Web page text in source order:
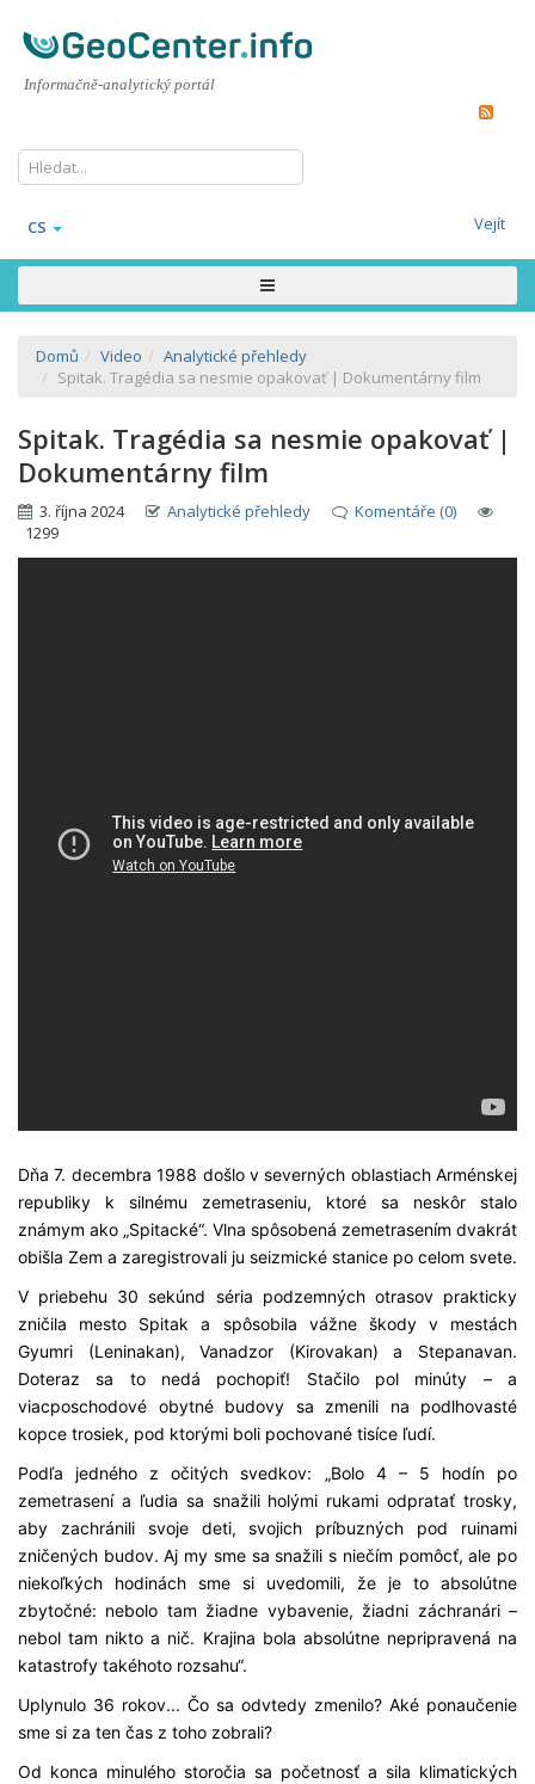
Informačně-analytický portál
CS Vejít
Domů Video
Analytické přehledy
Spitak. Tragédia sa nesmie opakovať | Dokumentárny film
Spitak. Tragédia sa nesmie opakovať |
Dokumentárny film
3. října 2024 Analytické přehledy
Komentáře (0)
1299
Dňa 7. decembra 1988 došlo v severných oblastiach Arménskej
republiky k silnému zemetraseniu, ktoré sa neskôr stalo
známym ako „Spitacké“. Vlna spôsobená zemetrasením dvakrát
obišla Zem a zaregistrovali ju seizmické stanice po celom svete.
V priebehu 30 sekúnd séria podzemných otrasov prakticky
zničila mesto Spitak a spôsobila vážne škody v mestách
Gyumri (Leninakan), Vanadzor (Kirovakan) a Stepanavan.
Doteraz sa to nedá pochopiť! Stačilo pol minúty – a
viacposchodové obytné budovy sa zmenili na podlhovasté
kopce trosiek, pod ktorými boli pochované tisíce ľudí.
Podľa jedného z očitých svedkov: „Bolo 4 – 5 hodín po
zemetrasení a ľudia sa snažili holými rukami odpratať trosky,
aby zachránili svoje deti, svojich príbuzných pod ruinami
zničených budov. Aj my sme sa snažili s niečím pomôcť, ale po
niekoľkých hodinách sme si uvedomili, že je to absolútne
zbytočné: nebolo tam žiadne vybavenie, žiadni záchranári –
nebol tam nikto a nič. Krajina bola absolútne nepripravená na
katastrofy takéhoto rozsahu“.
Uplynulo 36 rokov... Čo sa odvtedy zmenilo? Aké ponaučenie
sme si za ten čas z toho zobrali?
Od konca minulého storočia sa početnosť a sila klimatických